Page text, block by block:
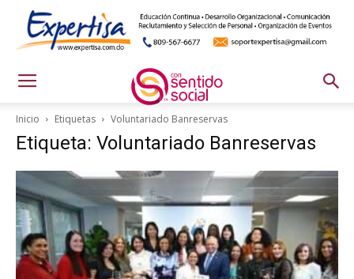
Inicio Etiquetas Voluntariado Banreservas
Etiqueta: Voluntariado Banreservas